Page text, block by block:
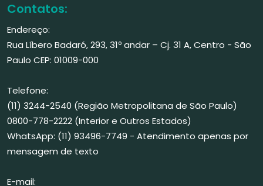
Contatos:
Endereço:
Rua Líbero Badaró, 293, 31º andar – Cj. 31 A, Centro - São
Paulo CEP: 01009-000
Telefone:
(11) 3244-2540 (Região Metropolitana de São Paulo)
0800-778-2222 (Interior e Outros Estados)
WhatsApp: (11) 93496-7749 - Atendimento apenas por
mensagem de texto
E-mail: